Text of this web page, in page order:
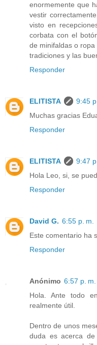
enormemente que
vestir
visto en
corbata con el
de minifaldas o
tradiciones y las
Responder
ELITISTA
9:45
Muchas gracias
Responder
ELITISTA
9:47
Hola Leo, si, se
Responder
David G. 6:55 p. m.
Este comentario ha
Responder
Anónimo 6:57 p. m.
Hola. Ante todo
realmente útil.
Dentro de unos
duda es acerca